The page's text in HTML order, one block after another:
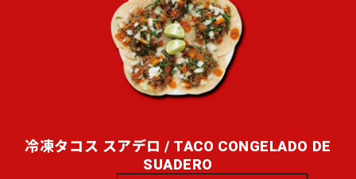
冷凍タコス スアデロ / TACO CONGELADO DE
SUADERO